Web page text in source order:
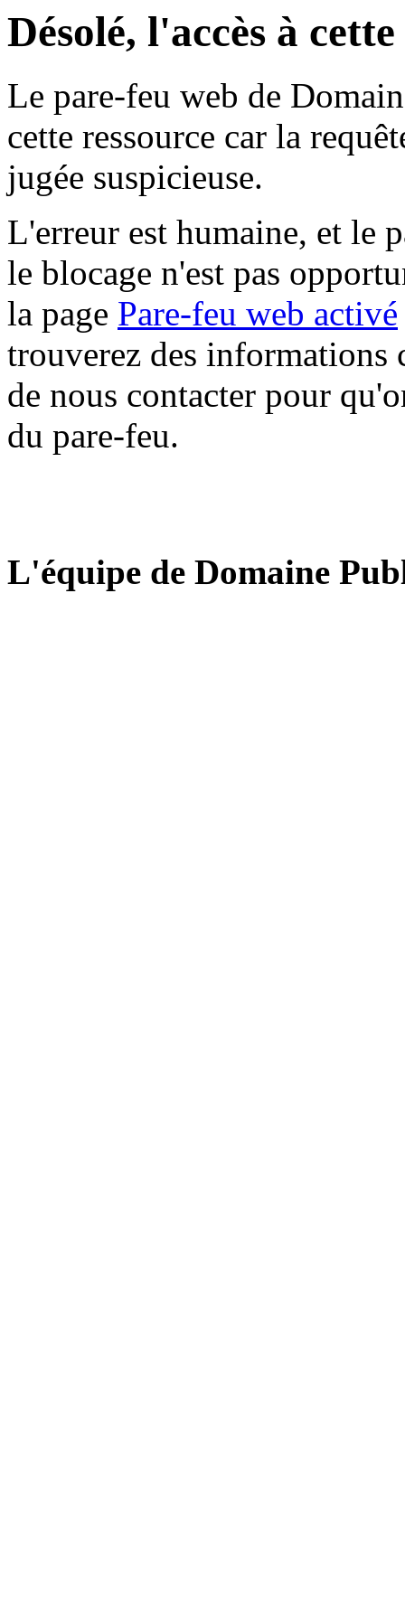
Désolé, l'accès à
Le pare-feu web de
cette ressource car la
jugée suspicieuse.
L'erreur est humaine, et le
le blocage n'est pas
la page Pare-feu web activé
trouverez des informations
de nous contacter pour
du pare-feu.
L'équipe de Domaine